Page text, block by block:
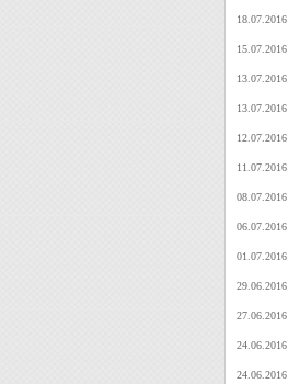
18.07.2016
15.07.2016
13.07.2016
13.07.2016
12.07.2016
11.07.2016
08.07.2016
06.07.2016
01.07.2016
29.06.2016
27.06.2016
24.06.2016
24.06.2016